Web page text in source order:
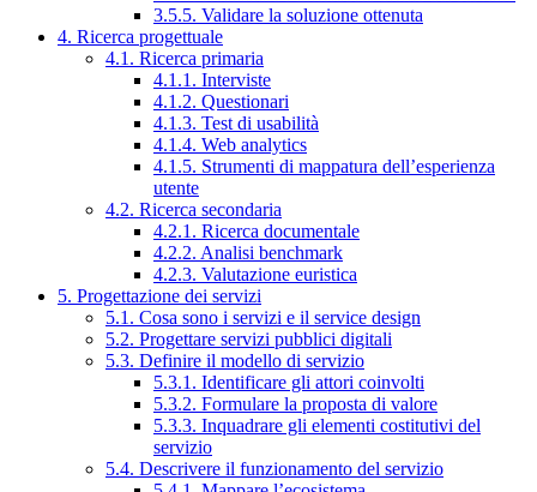
3.5.5. Validare la soluzione ottenuta
4. Ricerca progettuale
4.1. Ricerca primaria
4.1.1. Interviste
4.1.2. Questionari
4.1.3. Test di usabilità
4.1.4. Web analytics
4.1.5. Strumenti di mappatura dell’esperienza
utente
4.2. Ricerca secondaria
4.2.1. Ricerca documentale
4.2.2. Analisi benchmark
4.2.3. Valutazione euristica
5. Progettazione dei servizi
5.1. Cosa sono i servizi e il service design
5.2. Progettare servizi pubblici digitali
5.3. Definire il modello di servizio
5.3.1. Identificare gli attori coinvolti
5.3.2. Formulare la proposta di valore
5.3.3. Inquadrare gli elementi costitutivi del
servizio
5.4. Descrivere il funzionamento del servizio